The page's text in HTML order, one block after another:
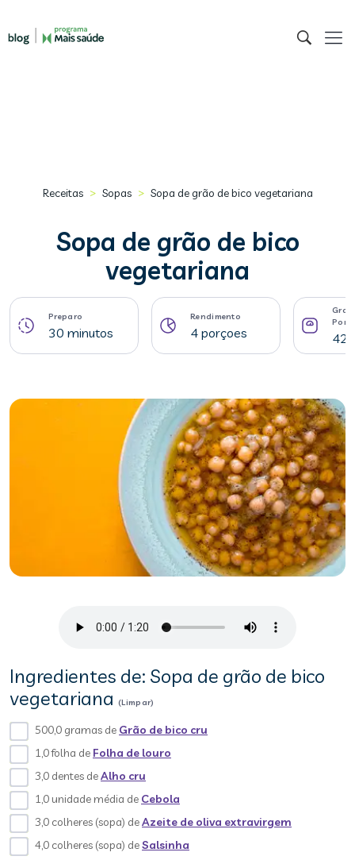
Receitas > Sopas > Sopa de grão de bico vegetariana
Sopa de grão de bico
vegetariana
Preparo
30 minutos
Rendimento
4 porçoes
Ingredientes de: Sopa de grão de bico
vegetariana (Limpar)
500,0 gramas de Grão de bico cru
1,0 folha de Folha de louro
3,0 dentes deAlho cru
1,0 unidade média de Cebola
3,0 colheres (sopa) deAzeite de oliva extravirgem
4,0 colheres (sopa) deSalsinha